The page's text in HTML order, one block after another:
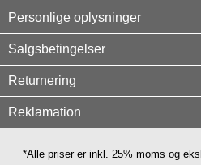
Personlige oplysninger
Salgsbetingelser
Returnering
Reklamation
*Alle priser er inkl. 25% moms og